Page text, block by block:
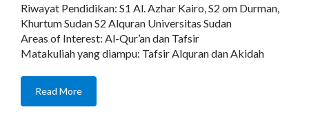
Riwayat Pendidikan: S1 Al. Azhar Kairo, S2 om Durman,
Khurtum Sudan S2 Alquran Universitas Sudan
Areas of Interest: Al-Qur’an dan Tafsir
Matakuliah yang diampu: Tafsir Alquran dan Akidah
Read More